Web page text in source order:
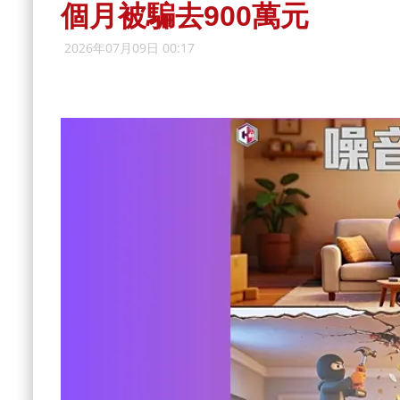
個月被騙去900萬元
2026年07月09日 00:17